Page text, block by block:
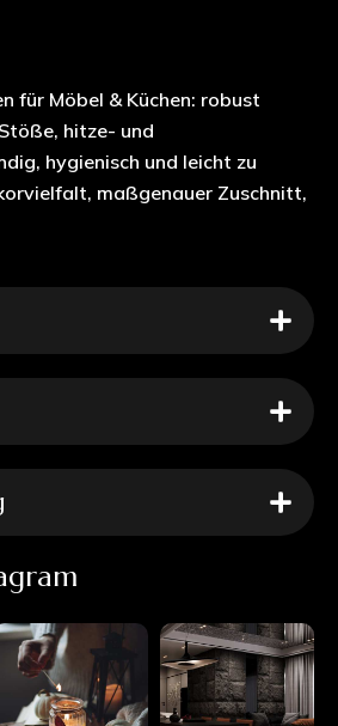
für Möbel & Küchen: robust
hitze- und
hygienisch und leicht zu
maßgenauer Zuschnitt,